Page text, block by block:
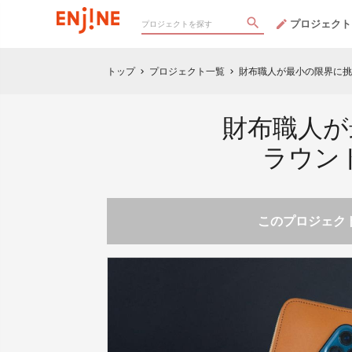
プロジェク
トップ chevron_right プロジェクト一覧 chevron_right 財布職人が最小の限界に
財布職人
ラウン
このプロジェク